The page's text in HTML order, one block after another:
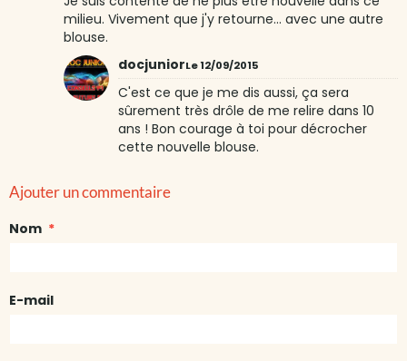
milieu. Vivement que j'y retourne... avec une autre
blouse.
docjuniorLe 12/09/2015
C'est ce que je me dis aussi, ça sera
sûrement très drôle de me relire dans 10
ans ! Bon courage à toi pour décrocher
cette nouvelle blouse.
Ajouter un commentaire
Nom
E-mail